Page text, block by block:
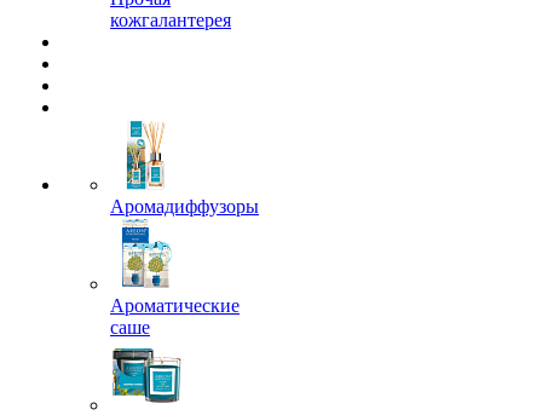
кожгалантерея
Аромадиффузоры
Ароматические
саше